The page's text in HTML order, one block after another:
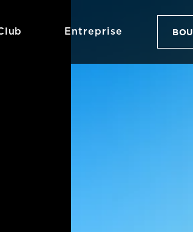
Entreprise